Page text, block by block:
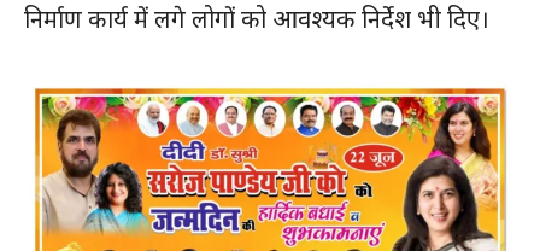
निर्माण कार्य में लगे लोगों को आवश्यक निर्देश भी दिए।